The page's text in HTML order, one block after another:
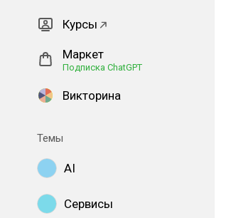
Курсы
Маркет
Подписка ChatGPT
Викторина
Темы
AI
Сервисы